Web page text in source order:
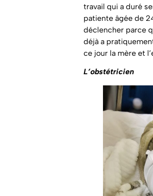
travail qui a duré
patiente âgée de
déclencher parce
déjà a
ce jour la mère et
L’obstétricien